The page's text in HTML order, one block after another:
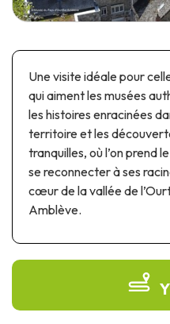
Histoire
Patrimoine automobile &
Patrimoine industriel &
Produits de terroir
Tourisme de mémoire
UNESCO
Parcs aventure
Parcs récréatifs, nautiques
Une visite idéale pour
qui aiment les musées
les histoires enracinées
territoire et les
tranquilles, où l’on prend
se reconnecter à ses
cœur de la vallée de
Amblève.